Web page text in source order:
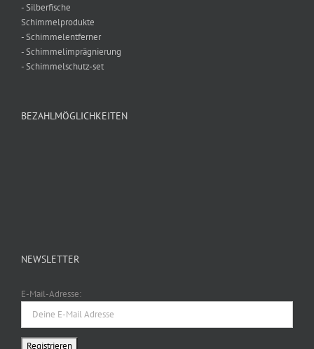
- Silberfische
Schimmelprodukte
- Schimmelentferner
- Schimmelimprägnierung
- Schimmelschutz-set
BEZAHLMÖGLICHKEITEN
NEWSLETTER
E-Mail-Adresse: